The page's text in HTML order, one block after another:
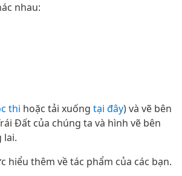
nhau:
thi hoặc tải xuống tại đây) và vẽ bên
Đất của chúng ta và hình vẽ bên
lai.
hiểu thêm về tác phẩm của các bạn.